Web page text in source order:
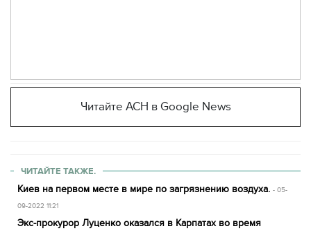
Читайте АСН в Google News
ЧИТАЙТЕ ТАКЖЕ.
Киев на первом месте в мире по загрязнению воздуха. - 05-
09-2022 11:21
Экс-прокурор Луценко оказался в Карпатах во время